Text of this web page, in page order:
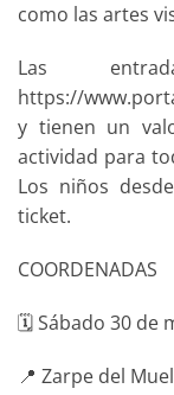
como las artes
Las
https://
y tienen un
actividad para
Los niños
ticket.
COORDENADAS
🗓️ Sábado 30 de
📍 Zarpe del